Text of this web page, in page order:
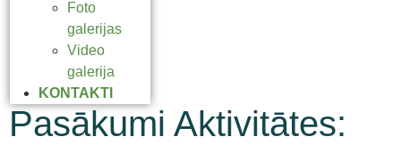
Foto
galerijas
Video
galerija
KONTAKTI
Pasākumi Aktivitātes: